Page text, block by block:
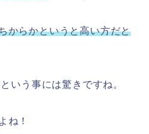
からかというと高い方だと
いう事には驚きですね。
ね！